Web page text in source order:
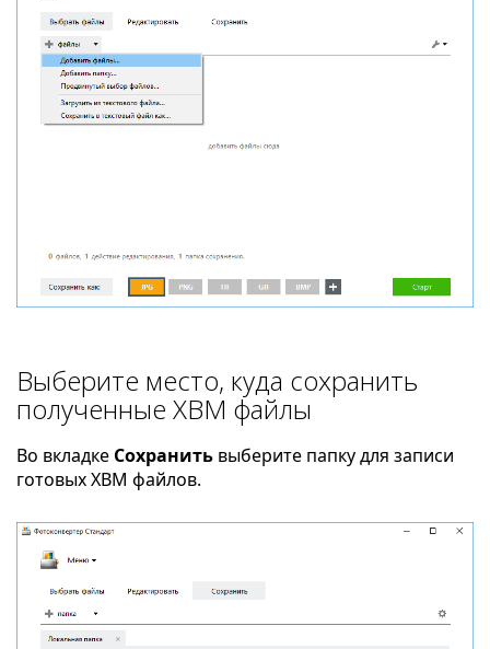
Выберите место, куда сохранить
полученные XBM файлы
Во вкладке Сохранить выберите папку для записи
готовых XBM файлов.